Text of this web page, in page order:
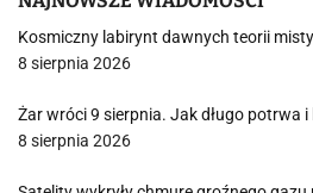
Kosmiczny labirynt dawnych teorii
8 sierpnia 2026
Żar wróci 9 sierpnia. Jak długo potrwa i
8 sierpnia 2026